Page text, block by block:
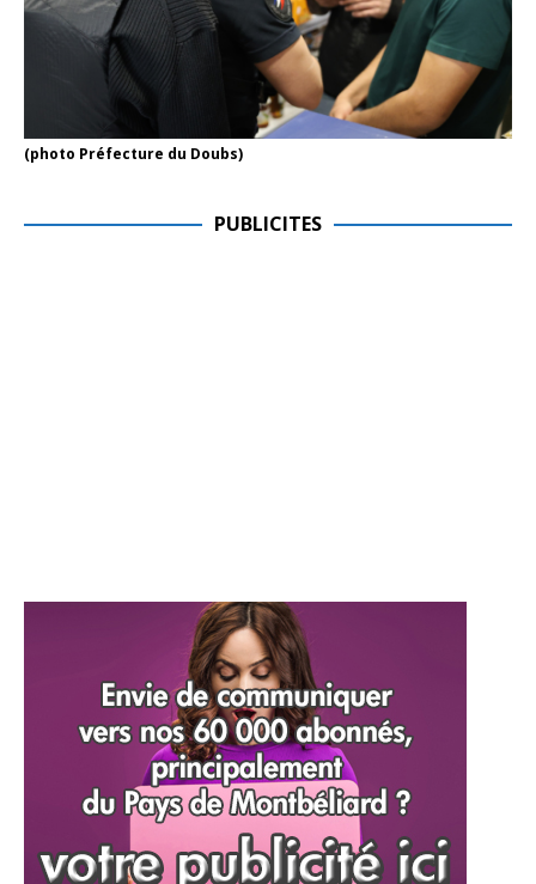
(photo Préfecture du Doubs)
PUBLICITES